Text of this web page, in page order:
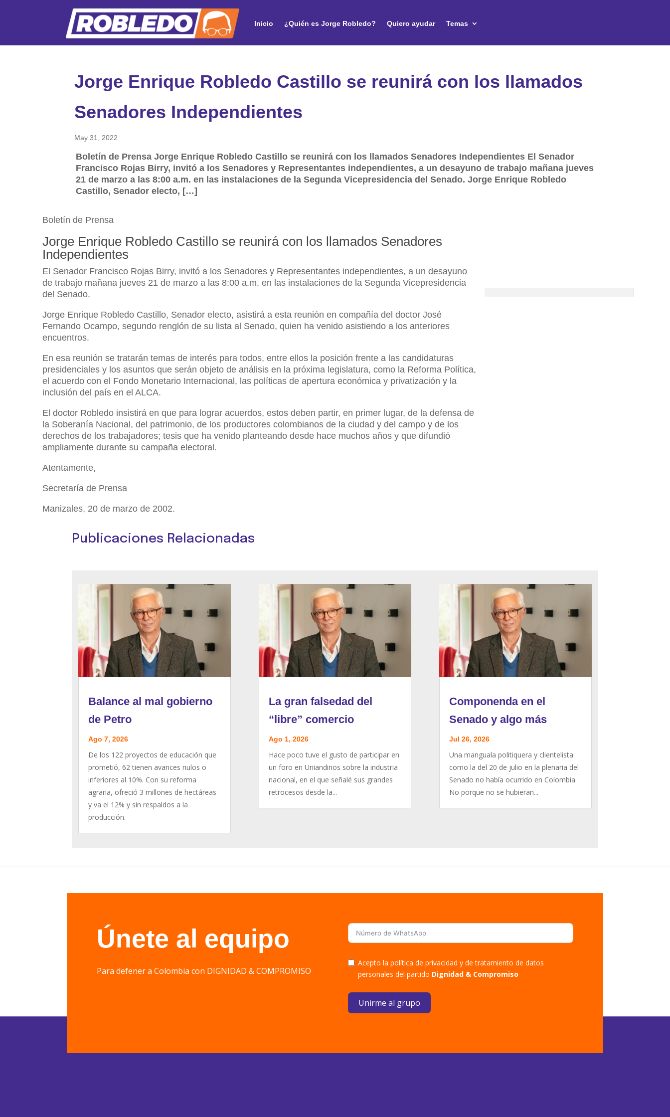
Inicio ¿Quién es Jorge Robledo? Quiero ayudar Temas
Jorge Enrique Robledo Castillo se reunirá con los llamados
Senadores Independientes
May 31, 2022
Boletín de Prensa Jorge Enrique Robledo Castillo se reunirá con los llamados Senadores Independientes El Senador
Francisco Rojas Birry, invitó a los Senadores y Representantes independientes, a un desayuno de trabajo mañana jueves
21 de marzo a las 8:00 a.m. en las instalaciones de la Segunda Vicepresidencia del Senado. Jorge Enrique Robledo
Castillo, Senador electo, […]
Boletín de Prensa
Jorge Enrique Robledo Castillo se reunirá con los llamados Senadores
Independientes
El Senador Francisco Rojas Birry, invitó a los Senadores y Representantes independientes, a un desayuno
de trabajo mañana jueves 21 de marzo a las 8:00 a.m. en las instalaciones de la Segunda Vicepresidencia
del Senado.
Jorge Enrique Robledo Castillo, Senador electo, asistirá a esta reunión en compañía del doctor José
Fernando Ocampo, segundo renglón de su lista al Senado, quien ha venido asistiendo a los anteriores
encuentros.
En esa reunión se tratarán temas de interés para todos, entre ellos la posición frente a las candidaturas
presidenciales y los asuntos que serán objeto de análisis en la próxima legislatura, como la Reforma Política,
el acuerdo con el Fondo Monetario Internacional, las políticas de apertura económica y privatización y la
inclusión del país en el ALCA.
El doctor Robledo insistirá en que para lograr acuerdos, estos deben partir, en primer lugar, de la defensa de
la Soberanía Nacional, del patrimonio, de los productores colombianos de la ciudad y del campo y de los
derechos de los trabajadores; tesis que ha venido planteando desde hace muchos años y que difundió
ampliamente durante su campaña electoral.
Atentamente,
Secretaría de Prensa
Manizales, 20 de marzo de 2002.
Publicaciones Relacionadas
Balance al mal gobierno
de Petro
Ago 7, 2026
De los 122 proyectos de educación que
prometió, 62 tienen avances nulos o
inferiores al 10%. Con su reforma
agraria, ofreció 3 millones de hectáreas
y va el 12% y sin respaldos a la
producción.
La gran falsedad del
“libre” comercio
Ago 1, 2026
Hace poco tuve el gusto de participar en
un foro en Uniandinos sobre la industria
nacional, en el que señalé sus grandes
retrocesos desde la...
Componenda en el
Senado y algo más
Jul 26, 2026
Una manguala politiquera y clientelista
como la del 20 de julio en la plenaria del
Senado no había ocurrido en Colombia.
No porque no se hubieran...
Únete al equipo
Para defener a Colombia con DIGNIDAD & COMPROMISO
Acepto la política de privacidad y de tratamiento de datos
personales del partido Dignidad & Compromiso
Unirme al grupo